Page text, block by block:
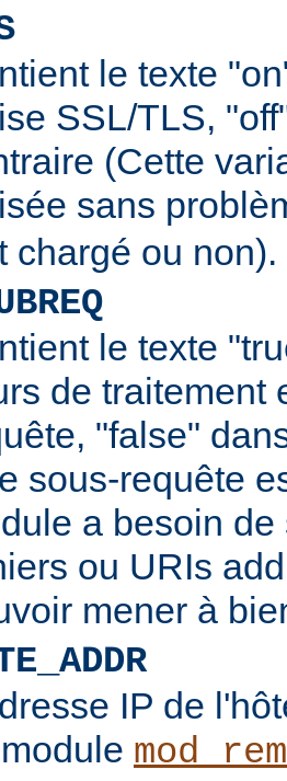
le texte
SSL/TLS,
(Cette
sans
chargé ou non).
le texte
de traitement
"false"
sous-requête
a besoin
ou URIs
mener à
IP de